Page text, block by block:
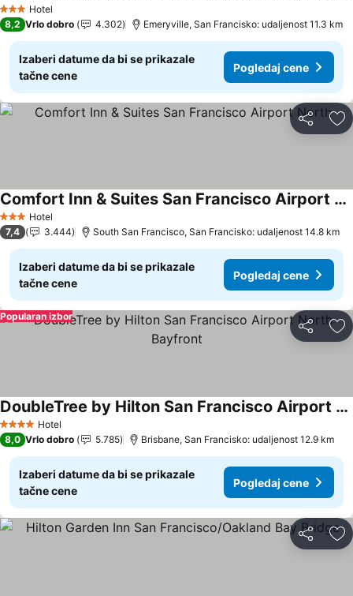
3 Zvezdice
Hotel
Pogledaj cene
8,2 Vrlo dobro 4.302 Emeryville, San Francisko: udaljenost 11.3 km
Izaberi datume da bi se prikazale
tačne cene
Pogledaj cene
Deli
3 Zvezdice
Hotel
Comfort Inn & Suites San Francisco Airport North
Pogledaj cene
7,4 3.444 South San Francisco, San Francisko: udaljenost 14.8 km
Izaberi datume da bi se prikazale
tačne cene
Pogledaj cene
Deli
Popularan izbor
4 ZvezdiceHotel
DoubleTree by Hilton San Francisco Airport North Bayfront
Pogledaj cene
8,0 Vrlo dobro 5.785 Brisbane, San Francisko: udaljenost 12.9 km
Izaberi datume da bi se prikazale
tačne cene
Pogledaj cene
Deli